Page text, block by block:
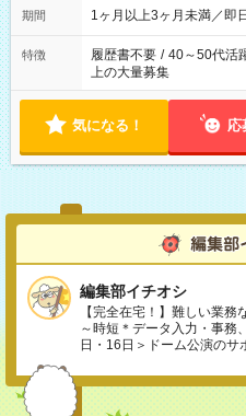
期間 1ヶ月以上3ヶ月未満／即
特徴 履歴書不要 / 40～50代活
上の大量募集
気になる！ 応
編集部イチオシ
【完全在宅！】難しい業
～時短＊データ入力・事務
日・16日＞ドーム公演のサ